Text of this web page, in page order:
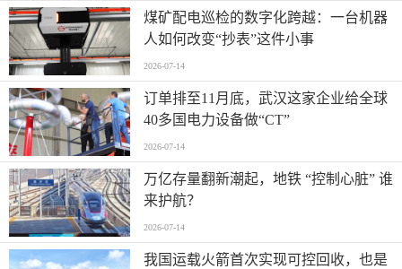
煤矿配电巡检的数字化跨越：一台机器
人如何改变“抄表”这件小事
2026-07-14
订单排至11月底，武汉这家企业给全球
40多国电力设备做“CT”
2026-07-14
万亿存量翻新潮起，地铁 “控制心脏” 谁
来护航？
2026-07-14
我国运载火箭首次实现可控回收，也是